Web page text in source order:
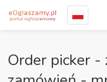
Order picker -